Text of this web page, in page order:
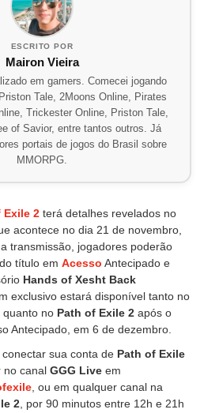
ESCRITO POR
Mairon Vieira
em gamers. Comecei jogando
Tale, 2Moons Online, Pirates
Trickester Online, Priston Tale,
of Savior, entre tantos outros. Já
portais de jogos do Brasil sobre
MMORPG.
Exile 2 terá detalhes revelados no
acontece no dia 21 de novembro,
transmissão, jogadores poderão
título em Acesso Antecipado e
Hands of Xesht Back
exclusivo estará disponível tanto no
quanto no Path of Exile 2 após o
Antecipado, em 6 de dezembro.
sua conta de Path of Exile
no canal GGG Live em
, ou em qualquer canal na
2 , por 90 minutos entre 12h e 21h